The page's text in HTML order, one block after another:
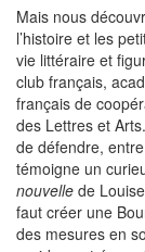
Mais nous
l’histoire et les
vie littéraire et
club français,
français de
des Lettres et
de défendre,
témoigne un
nouvelle de
faut créer une
des mesures en